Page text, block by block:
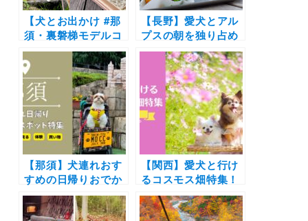
【犬とお出かけ #那
須・裏磐梯モデルコ
ース】愛犬と絶品そ
ばや広大なドッグラ
ンがあるリゾートホ
テルを満喫！那須茶
寮～マウントジーン
ズ那須～ホテルエピ
ナール那須～グラン
デコ裏磐梯ロープウ
ェイ
【長野】愛犬とアル
プスの朝を独り占め
「コートヤード・バ
イ・マリオット白
馬」山頂絶景テラス
やドッグランを貸切
できるプランが登
場！夜は温泉付プレ
ミアルームで宿泊
♪（2021年9月18日
〜11月13日）
【那須】犬連れおす
すめの日帰りおでか
けスポット特集！ペ
ットと一緒に観光や
【関西】愛犬と行け
るコスモス畑特集！
見頃やイベント情報
もご紹介（実際のお